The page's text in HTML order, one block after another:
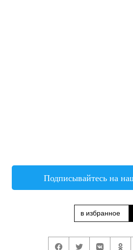
Подписывайтесь на
в избранное